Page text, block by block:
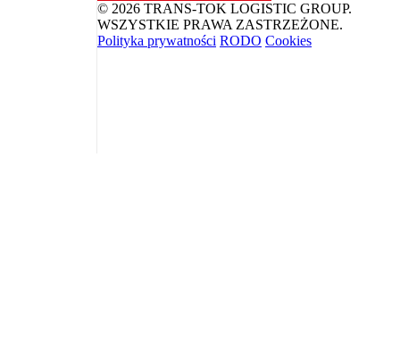
© 2026 TRANS-TOK LOGISTIC GROUP.
WSZYSTKIE PRAWA ZASTRZEŻONE.
Polityka prywatności RODO Cookies